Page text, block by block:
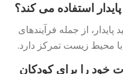
از جمله فرآیندهای
با محیط زیست تمرکز دارد.
خود را برای کودکان